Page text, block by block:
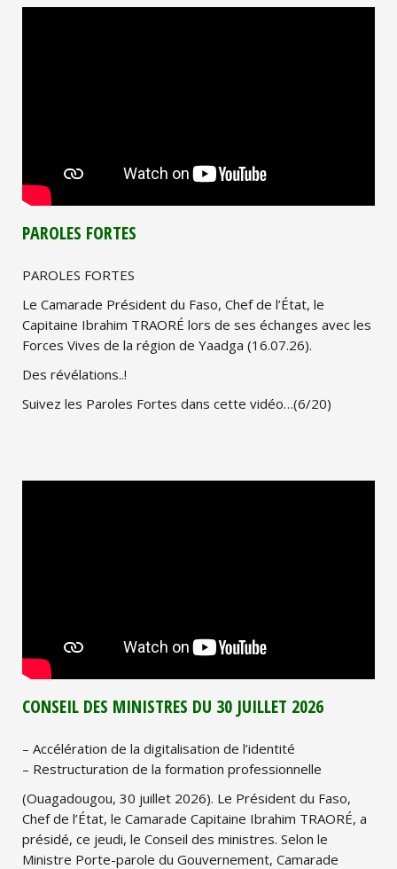
PAROLES FORTES
PAROLES FORTES
Le Camarade Président du Faso, Chef de l’État, le
Capitaine Ibrahim TRAORÉ lors de ses échanges avec les
Forces Vives de la région de Yaadga (16.07.26).
Des révélations..!
Suivez les Paroles Fortes dans cette vidéo…(6/20)
CONSEIL DES MINISTRES DU 30 JUILLET 2026
– Accélération de la digitalisation de l’identité
– Restructuration de la formation professionnelle
(Ouagadougou, 30 juillet 2026). Le Président du Faso,
Chef de l’État, le Camarade Capitaine Ibrahim TRAORÉ, a
présidé, ce jeudi, le Conseil des ministres. Selon le
Ministre Porte-parole du Gouvernement, Camarade